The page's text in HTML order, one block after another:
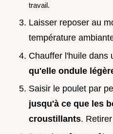
travail.
Laisser reposer au
température
Chauffer l'huile dans
qu'elle ondule
Saisir le poulet par
jusqu'à ce que les
croustillants.